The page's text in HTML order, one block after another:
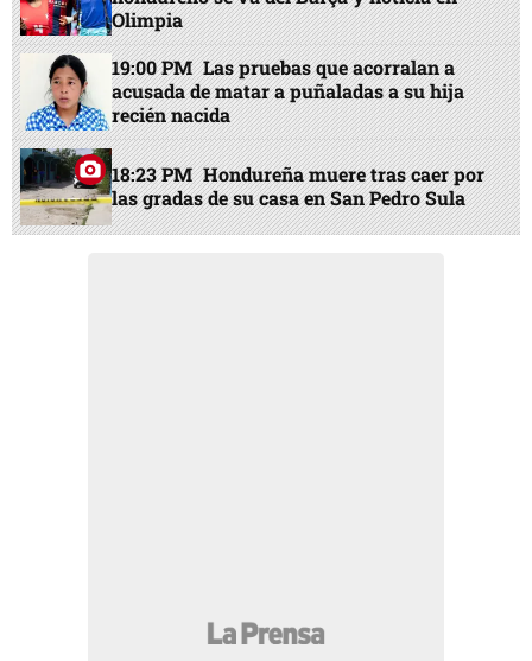
Olimpia
19:00 PM Las pruebas que acorralan a
acusada de matar a puñaladas a su hija
recién nacida
18:23 PM Hondureña muere tras caer por
las gradas de su casa en San Pedro Sula